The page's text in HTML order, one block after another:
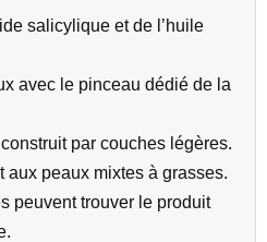
salicylique et de l’huile
avec le pinceau dédié de la
par couches légères.
aux peaux mixtes à grasses.
peuvent trouver le produit